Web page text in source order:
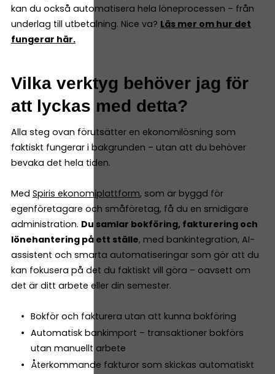
kan du också automatisera hela löneprocessen – från
underlag till utbetalning. Nice va? Läs mer om hur det
fungerar här.
Vilka verktyg behöver jag för
att lyckas med detta?
Alla steg ovan förutsätter en ekonomilösning som
faktiskt fungerar i bakgrunden – utan att du behöver
bevaka det hela tiden.
Med Spiris ekonomiplattform, som är byggd för
egenföretagare och småföretag, få du en smidigare
administration. Du samlar bokföring, fakturering och
lönehantering på ett ställe, med bankintegration, AI-
assistent och smarta automatiseringar som gör att du
kan fokusera på det du faktiskt vill göra – oavsett om
det är ditt arbete eller din semester.
Bokför och fakturera utan att kunna bokföring
Automatisk bankimport – transaktioner bokförs
utan manuellt arbete
Återkommande fakturor som skickas automatiskt